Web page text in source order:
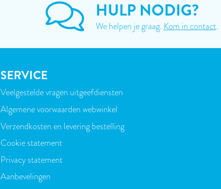
HULP NODIG?
We helpen je graag. Kom in contact.
SERVICE
VOET
Veelgestelde vragen uitgeefdiensten
Algemene voorwaarden webwinkel
Verzendkosten en levering bestelling
Cookie statement
Privacy statement
Aanbevelingen